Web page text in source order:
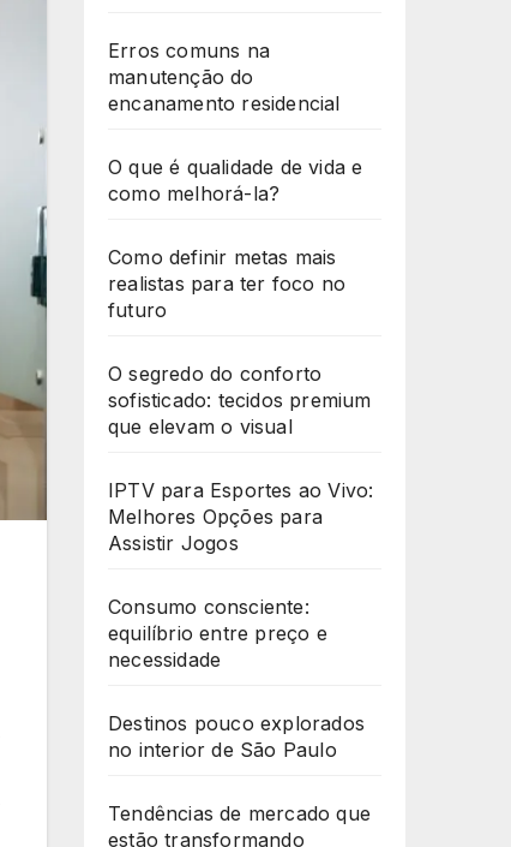
Erros comuns na
manutenção do
encanamento residencial
O que é qualidade de vida e
como melhorá-la?
Como definir metas mais
realistas para ter foco no
futuro
O segredo do conforto
sofisticado: tecidos premium
que elevam o visual
IPTV para Esportes ao Vivo:
Melhores Opções para
Assistir Jogos
Consumo consciente:
equilíbrio entre preço e
necessidade
Destinos pouco explorados
no interior de São Paulo
Tendências de mercado que
estão transformando